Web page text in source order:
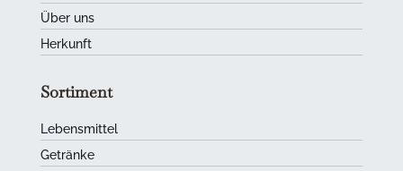
Über uns
Herkunft
Sortiment
Lebensmittel
Getränke